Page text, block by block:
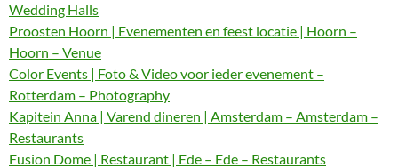
Wedding Halls
Proosten Hoorn | Evenementen en feest locatie | Hoorn –
Hoorn – Venue
Color Events | Foto & Video voor ieder evenement –
Rotterdam – Photography
Kapitein Anna | Varend dineren | Amsterdam – Amsterdam –
Restaurants
Fusion Dome | Restaurant | Ede – Ede – Restaurants